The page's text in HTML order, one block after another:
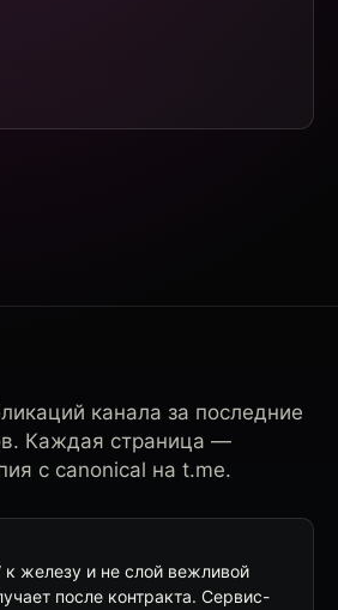
канала за последние
Каждая страница —
с canonical на t.me.
к железу и не слой вежливой
после контракта. Сервис-